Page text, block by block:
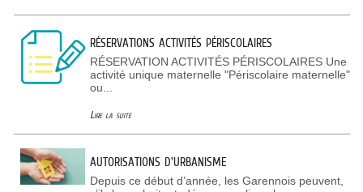
RÉSERVATIONS ACTIVITÉS PÉRISCOLAIRES
RÉSERVATION ACTIVITÉS PÉRISCOLAIRES Une
activité unique maternelle "Périscolaire maternelle"
ou...
Lire la suite
AUTORISATIONS D'URBANISME
Depuis ce début d’année, les Garennois peuvent,